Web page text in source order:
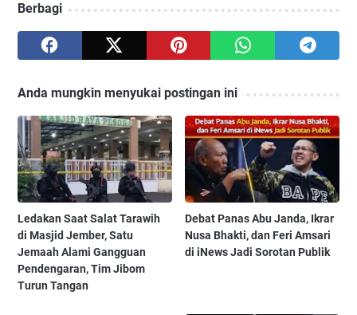
Berbagi
Anda mungkin menyukai postingan ini
Ledakan Saat Salat Tarawih
di Masjid Jember, Satu
Jemaah Alami Gangguan
Pendengaran, Tim Jibom
Turun Tangan
Debat Panas Abu Janda, Ikrar
Nusa Bhakti, dan Feri Amsari
di iNews Jadi Sorotan Publik